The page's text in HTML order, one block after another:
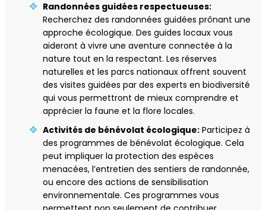
Randonnées guidées respectueuses:
Recherchez des randonnées guidées prônant une
approche écologique. Des guides locaux vous
aideront à vivre une aventure connectée à la
nature tout en la respectant. Les réserves
naturelles et les parcs nationaux offrent souvent
des visites guidées par des experts en biodiversité
qui vous permettront de mieux comprendre et
apprécier la faune et la flore locales.
Activités de bénévolat écologique: Participez à
des programmes de bénévolat écologique. Cela
peut impliquer la protection des espèces
menacées, l’entretien des sentiers de randonnée,
ou encore des actions de sensibilisation
environnementale. Ces programmes vous